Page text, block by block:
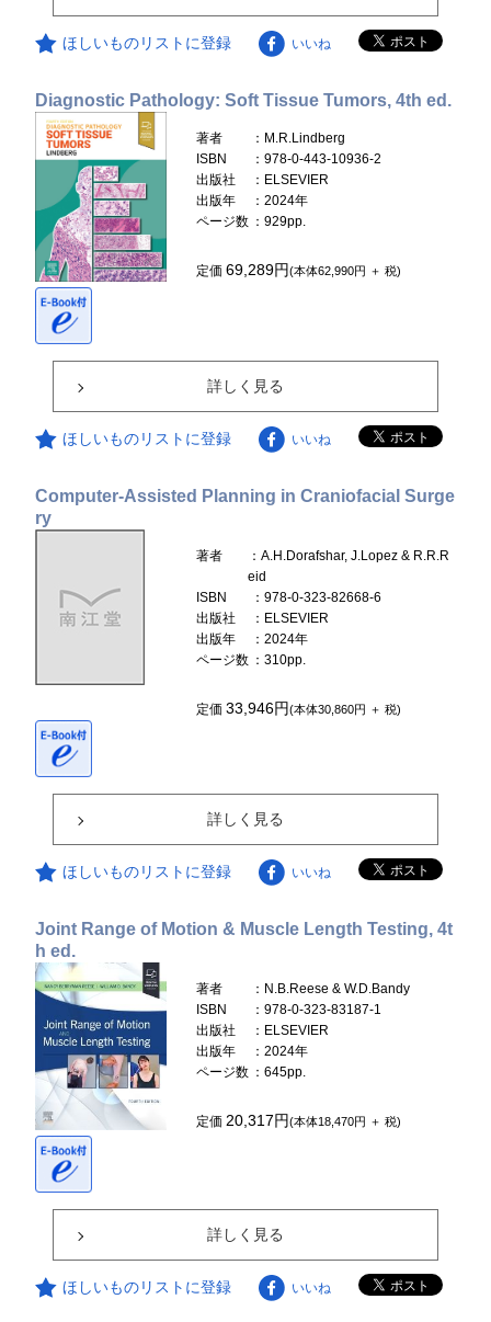
ほしいものリストに登録 いいね
Diagnostic Pathology: Soft Tissue Tumors, 4th ed.
著者
：M.R.Lindberg
ISBN
：978-0-443-10936-2
出版社
：ELSEVIER
出版年
：2024年
ページ数 ：929pp.
定価69,289円(本体62,990円 ＋ 税)
詳しく見る
ほしいものリストに登録 いいね
Computer-Assisted Planning in Craniofacial Surge
ry
著者
：A.H.Dorafshar, J.Lopez & R.R.R
eid
ISBN
：978-0-323-82668-6
出版社
：ELSEVIER
出版年
：2024年
ページ数 ：310pp.
定価33,946円(本体30,860円 ＋ 税)
詳しく見る
ほしいものリストに登録 いいね
Joint Range of Motion & Muscle Length Testing, 4t
h ed.
著者
：N.B.Reese & W.D.Bandy
ISBN
：978-0-323-83187-1
出版社
：ELSEVIER
出版年
：2024年
ページ数 ：645pp.
定価20,317円(本体18,470円 ＋ 税)
詳しく見る
ほしいものリストに登録 いいね